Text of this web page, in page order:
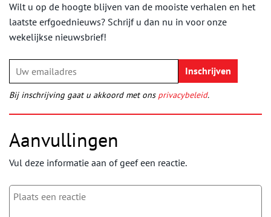
Wilt u op de hoogte blijven van de mooiste verhalen en het
laatste erfgoednieuws? Schrijf u dan nu in voor onze
wekelijkse nieuwsbrief!
Bij inschrijving gaat u akkoord met ons privacybeleid.
Aanvullingen
Vul deze informatie aan of geef een reactie.